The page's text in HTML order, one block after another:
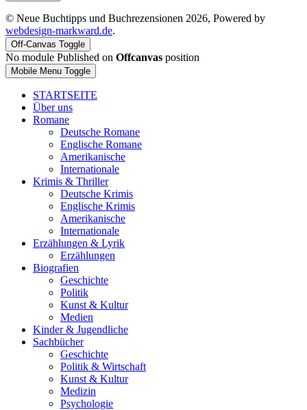
© Neue Buchtipps und Buchrezensionen 2026, Powered by
webdesign-markward.de.
Off-Canvas Toggle
No module Published on Offcanvas position
Mobile Menu Toggle
STARTSEITE
Über uns
Romane
Deutsche Romane
Englische Romane
Amerikanische
Internationale
Krimis & Thriller
Deutsche Krimis
Englische Krimis
Amerikanische
Internationale
Erzählungen & Lyrik
Erzählungen
Biografien
Geschichte
Politik
Kunst & Kultur
Medien
Kinder & Jugendliche
Sachbücher
Geschichte
Politik & Wirtschaft
Kunst & Kultur
Medizin
Psychologie